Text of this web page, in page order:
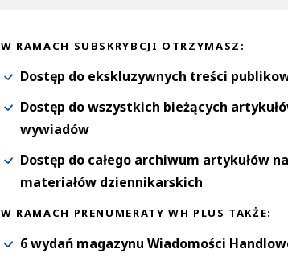
W RAMACH SUBSKRYBCJI OTRZYMASZ:
Dostęp do ekskluzywnych treści
Dostęp do wszystkich bieżących
wywiadów
Dostęp do całego archiwum artykułów
materiałów dziennikarskich
W RAMACH PRENUMERATY WH PLUS TAKŻE:
6 wydań magazynu Wiadomości